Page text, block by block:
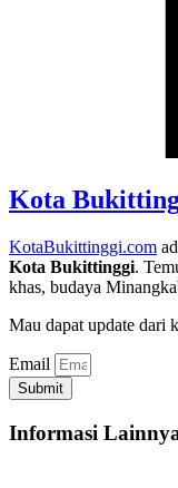
Kota
KotaBukittinggi.com
Kota Bukittinggi.
khas, budaya
Mau dapat update dari
Email
Submit
Informasi